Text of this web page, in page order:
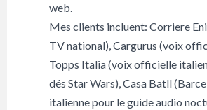
web.
Mes clients incluent: Corriere
TV national), Cargurus (voix
Topps Italia (voix officielle
dés Star Wars), Casa Batll
italienne pour le guide audio